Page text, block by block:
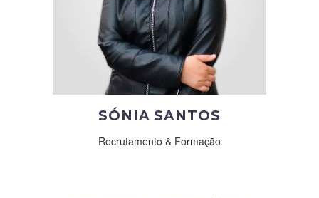
SÓNIA SANTOS
Recrutamento & Formação